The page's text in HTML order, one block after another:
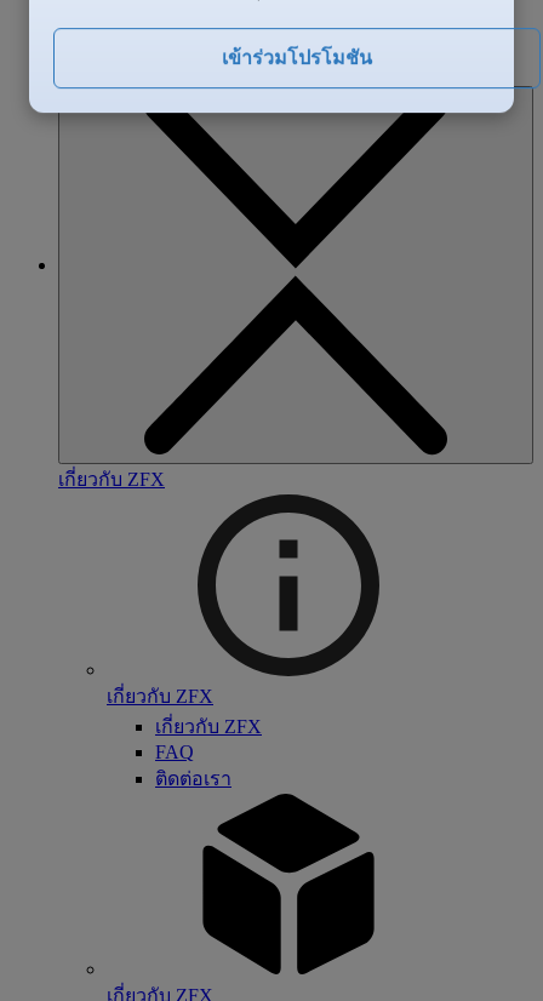
เกี่ยวกับ ZFX
เกี่ยวกับ ZFX
เกี่ยวกับ ZFX
FAQ
ติดต่อเรา
เกี่ยวกับ ZFX
เข้าร่วมโปรโมชัน